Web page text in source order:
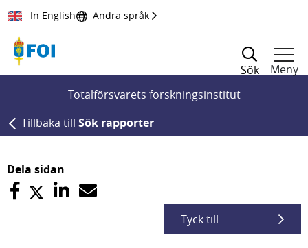
Till innehållet
In English Andra språk
Sök
Meny
Totalförsvarets forskningsinstitut
Tillbaka till Sök rapporter
Dela sidan
Tyck till